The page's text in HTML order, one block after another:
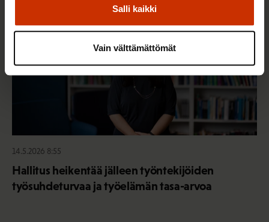
Salli kaikki
Vain välttämättömät
14.5.2026 8:55
Hallitus heikentää jälleen työntekijöiden
työsuhdeturvaa ja työelämän tasa-arvoa